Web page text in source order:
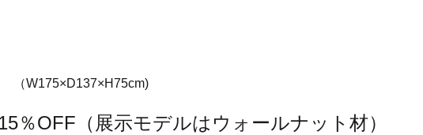
（W175×D137×H75cm)
％OFF（展示モデルはウォールナット材）